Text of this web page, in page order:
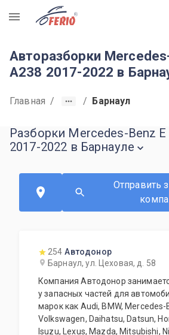
R
Авторазборки
A238 2017-2022 в
Главная / / Барнаул
Разборки Mercedes-Benz
2017-2022 в Барнауле
Отправить
254 Автодонор
Барнаул, ул. Цеховая, д. 58
Компания Автодонор
у запасных частей для
марок как Audi, BMW, Mercedes-
Volkswagen, Daihatsu, Datsun,
Isuzu, Lexus, Mazda, Mitsubishi,